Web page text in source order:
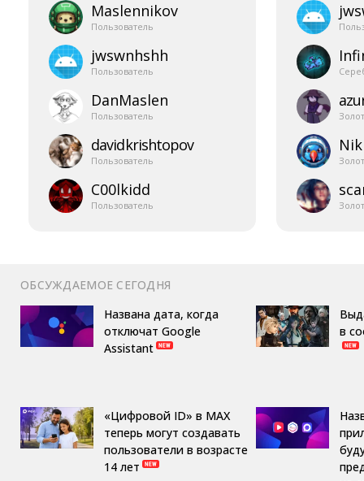
Maslennikov
Пользователь
jwswnhshh
Пользователь
DanMaslen
Пользователь
davidkrishtopov
Пользователь
C00lkidd
Пользователь
ОБСУЖДАЕМОЕ СЕГОДНЯ
Названа дата, когда
отключат Google
Assistant
«Цифровой ID» в MAX
теперь могут создавать
пользователи в возрасте
14 лет
в